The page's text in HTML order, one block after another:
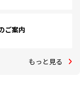
ご案内
もっと見る